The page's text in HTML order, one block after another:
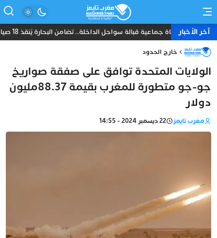
آخر الأخبارنجاة جماعية قبالة سواحل الداخلة.. تضامن البحارة يُنقذ 18 صياداً من غرق مركب “أمانة”
خارج الحدود
الولايات المتحدة توافق على صفقة صواريخ
جو-جو متطورة للمغرب بقيمة 88.37مليون
دولار
مغرب تايمز 22 ديسمبر 2024 - 14:55